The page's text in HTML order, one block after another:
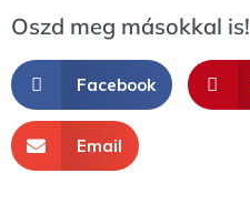
Oszd meg másokkal is!
Facebook
Email